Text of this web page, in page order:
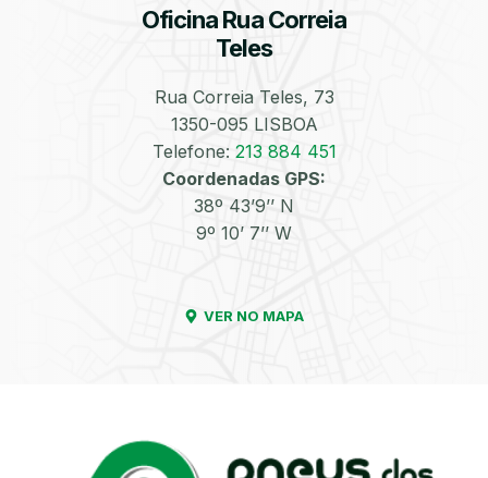
Oficina Rua Correia
Teles
Rua Correia Teles, 73
1350-095 LISBOA
Telefone: 213 884 451
Coordenadas GPS:
38º 43’9’’ N
9º 10’ 7’’ W
VER NO MAPA
Equilibragem das
Rodas
Desempeno de
Jantes